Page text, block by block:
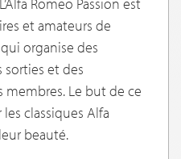
et amateurs de
organise des
sorties et des
Le but de ce
classiques Alfa
beauté.